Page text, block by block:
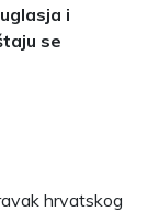
i
se
hrvatskog